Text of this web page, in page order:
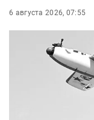
6 августа 2026, 07:55